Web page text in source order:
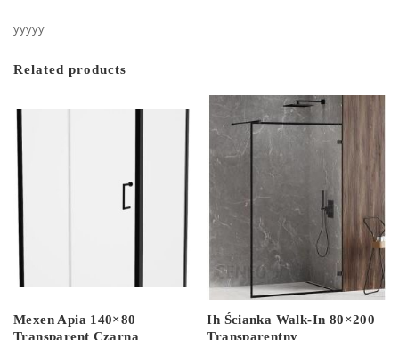
yyyyy
Related products
Mexen Apia 140×80
Transparent Czarna
Ih Ścianka Walk-In 80×200
Transparentny